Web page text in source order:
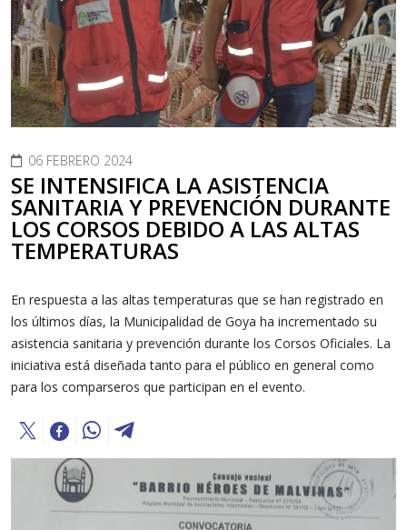
06 FEBRERO 2024
SE INTENSIFICA LA ASISTENCIA
SANITARIA Y PREVENCIÓN DURANTE
LOS CORSOS DEBIDO A LAS ALTAS
TEMPERATURAS
En respuesta a las altas temperaturas que se han registrado en
los últimos días, la Municipalidad de Goya ha incrementado su
asistencia sanitaria y prevención durante los Corsos Oficiales. La
iniciativa está diseñada tanto para el público en general como
para los comparseros que participan en el evento.